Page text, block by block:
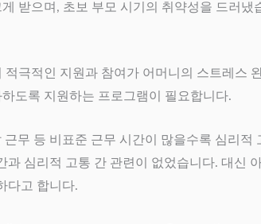
받으며, 초보 부모 시기의 취약성을 드러냈
극적인 지원과 참여가 어머니의 스트레스
도록 지원하는 프로그램이 필요합니다.
무 등 비표준 근무 시간이 많을수록 심리
심리적 고통 간 관련이 없었습니다. 대신
다고 합니다.